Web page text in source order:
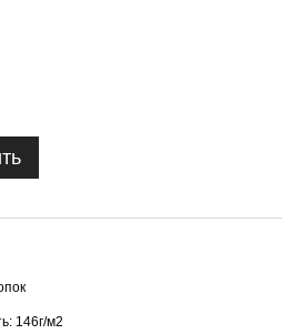
146г/м2